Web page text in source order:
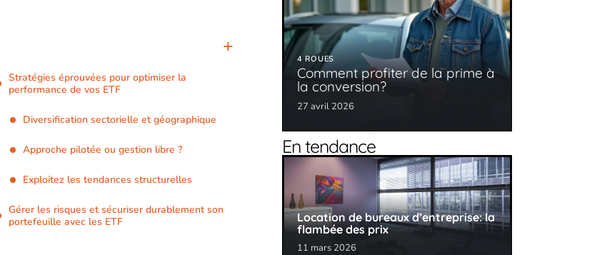
Stratégies éprouvées pour optimiser la
performance de vos ETF
Diversification sectorielle et géographique
Approche pilotée ou gestion libre ?
Exploitez les tendances structurelles
Gérer les risques et sécuriser durablement son
portefeuille avec les ETF
4 ROUES
Comment profiter de la prime à
la conversion?
27 avril 2026
En tendance
Location de bureaux d’entreprise: la
flambée des prix
11 mars 2026